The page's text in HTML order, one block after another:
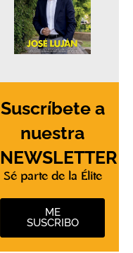
Suscríbete a
nuestra
NEWSLETTER
Sé parte de la Élite
ME
SUSCRIBO